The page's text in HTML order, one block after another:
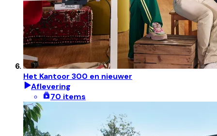
Het Kantoor 300 en nieuwer
Aflevering
70 items